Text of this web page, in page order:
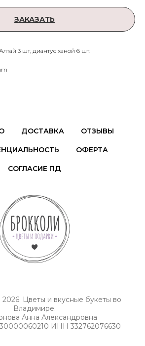
ЗАКАЗАТЬ
3 шт, диантус ханой 6 шт.
ДОСТАВКА ОТЗЫВЫ
ОФЕРТА
СОГЛАСИЕ ПД
Цветы и вкусные букеты во
Владимире.
Анна Александровна
ИНН 332762076630